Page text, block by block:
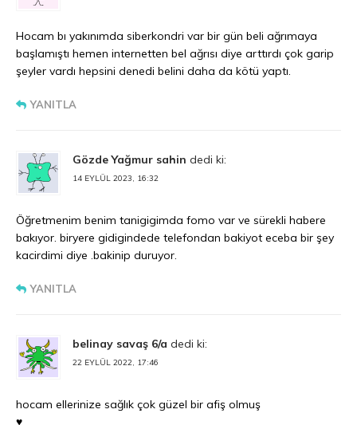
Hocam bı yakınımda siberkondri var bir gün beli ağrımaya
başlamıştı hemen internetten bel ağrısı diye arttırdı çok garip
şeyler vardı hepsini denedi belini daha da kötü yaptı.
YANITLA
Gözde Yağmur sahin dedi ki:
14 EYLÜL 2023, 16:32
Öğretmenim benim tanigigimda fomo var ve sürekli habere
bakıyor. biryere gidigindede telefondan bakiyot eceba bir şey
kacirdimi diye .bakinip duruyor.
YANITLA
belinay savaş 6/a dedi ki:
22 EYLÜL 2022, 17:46
hocam ellerinize sağlık çok güzel bir afiş olmuş
♥️